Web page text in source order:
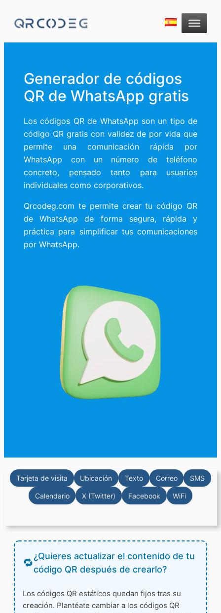
Generador de códigos
QR de WhatsApp gratis
Los códigos QR de WhatsApp son un tipo de
código QR gratis con validez de por vida que
permite una comunicación rápida por
WhatsApp con un número de teléfono
concreto, pensado tanto para usuarios
individuales como corporativos.
Qrcodeg.com te permite crear tu código QR
de WhatsApp de forma segura, rápida y
práctica para simplificar tus comunicaciones
por WhatsApp.
Tarjeta de visita Ubicación Texto Correo SMS
Calendario X (Twitter) Facebook WiFi
¿Quieres actualizar el contenido de tu
código QR después de crearlo?
Los códigos QR estáticos quedan fijos tras su
creación. Plantéate cambiar a los códigos QR